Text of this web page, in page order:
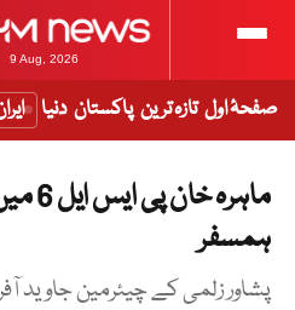
9 Aug, 2026
صفحۂ اول تازہ ترین پاکستان دنیا
ہمسفر
پشاور زلمی کے چیئرمین جاوید